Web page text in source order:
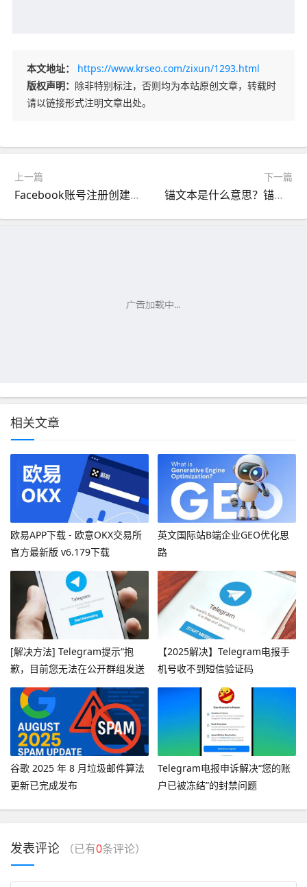
本文地址：
https://www.krseo.com/zixun/1293.html
版权声明： 除非特别标注，否则均为本站原创文章，转载时
请以链接形式注明文章出处。
上一篇
Facebook账号注册创建与登录详细教程（2023）
下一篇
锚文本是什么意思？锚文本有什么作用？
相关文章
欧易APP下载 - 欧意OKX交易所
官方最新版 v6.179下载
英文国际站B端企业GEO优化思
路
[解决方法] Telegram提示“抱
歉，目前您无法在公开群组发送
消息”
【2025解决】Telegram电报手
机号收不到短信验证码
谷歌 2025 年 8 月垃圾邮件算法
更新已完成发布
Telegram电报申诉解决“您的账
户已被冻结”的封禁问题
发表评论 （已有0条评论）